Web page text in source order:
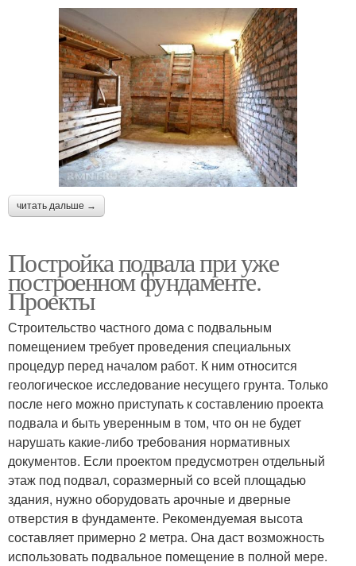
читать дальше →
Постройка подвала при уже
построенном фундаменте.
Проекты
Строительство частного дома с подвальным
помещением требует проведения специальных
процедур перед началом работ. К ним относится
геологическое исследование несущего грунта. Только
после него можно приступать к составлению проекта
подвала и быть уверенным в том, что он не будет
нарушать какие-либо требования нормативных
документов. Если проектом предусмотрен отдельный
этаж под подвал, соразмерный со всей площадью
здания, нужно оборудовать арочные и дверные
отверстия в фундаменте. Рекомендуемая высота
составляет примерно 2 метра. Она даст возможность
использовать подвальное помещение в полной мере.